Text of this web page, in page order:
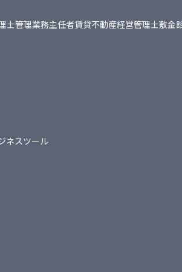
士管理業務主任者賃貸不動産経営管理士敷金
ネスツール